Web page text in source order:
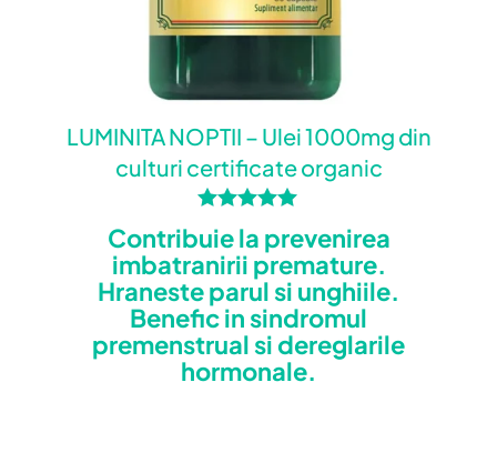
Evaluat la5
Paul Cosmin
Tudose
(proprietar
verificat)–
14 februarie
2024
Ce-l mai bun produs de pe piața
LUMINITA NOPTII – Ulei 1000mg din
culturi certificate organic
Evaluat la
4.86
din 5
Contribuie la prevenirea
imbatranirii premature.
Hraneste parul si unghiile.
Benefic in sindromul
premenstrual si dereglarile
hormonale.